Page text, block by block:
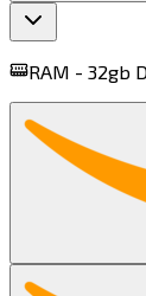
RAM - 32gb DDR5 6000mhz RAM​​​​‌